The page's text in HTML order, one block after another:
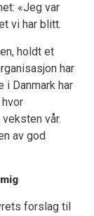
«Jeg var
vi har blitt.
holdt et
har
i Danmark har
vår.
av god
forslag til